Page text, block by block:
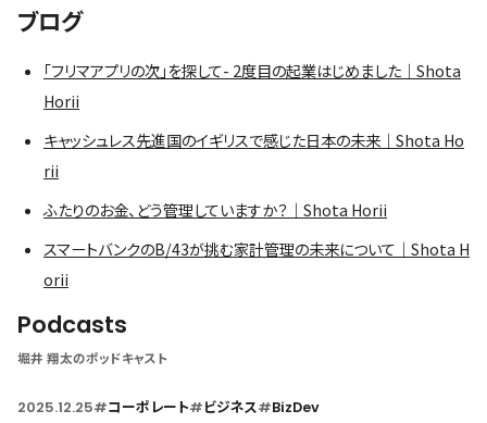
ブログ
「フリマアプリの次」を探して- 2度目の起業はじめました｜Shota
Horii
キャッシュレス先進国のイギリスで感じた日本の未来｜Shota Ho
rii
ふたりのお金、どう管理していますか？｜Shota Horii
スマートバンクのB/43が挑む家計管理の未来について｜Shota H
orii
Podcasts
堀井 翔太のポッドキャスト
2025.12.25#コーポレート#ビジネス#BizDev